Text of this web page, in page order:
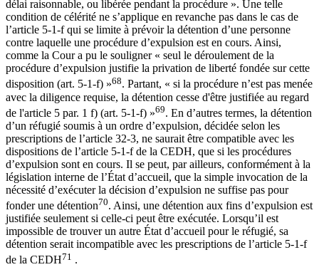
délai raisonnable, ou libérée pendant la procédure ». Une telle
condition de célérité ne s’applique en revanche pas dans le cas de
l’article 5-1-f qui se limite à prévoir la détention d’une personne
contre laquelle une procédure d’expulsion est en cours. Ainsi,
comme la Cour a pu le souligner « seul le déroulement de la
procédure d’expulsion justifie la privation de liberté fondée sur cette
disposition (art. 5-1-f) »68. Partant, « si la procédure n’est pas menée
avec la diligence requise, la détention cesse d'être justifiée au regard
de l'article 5 par. 1 f) (art. 5-1-f) »69. En d’autres termes, la détention
d’un réfugié soumis à un ordre d’expulsion, décidée selon les
prescriptions de l’article 32-3, ne saurait être compatible avec les
dispositions de l’article 5-1-f de la CEDH, que si les procédures
d’expulsion sont en cours. Il se peut, par ailleurs, conformément à la
législation interne de l’État d’accueil, que la simple invocation de la
nécessité d’exécuter la décision d’expulsion ne suffise pas pour
fonder une détention70. Ainsi, une détention aux fins d’expulsion est
justifiée seulement si celle-ci peut être exécutée. Lorsqu’il est
impossible de trouver un autre État d’accueil pour le réfugié, sa
détention serait incompatible avec les prescriptions de l’article 5-1-f
de la CEDH71 .